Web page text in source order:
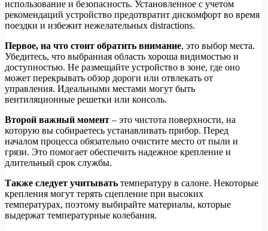
использование и безопасность. Установленное с учетом
рекомендаций устройство предотвратит дискомфорт во время
поездки и избежит нежелательных distractions.
Первое, на что стоит обратить внимание, это выбор места.
Убедитесь, что выбранная область хороша видимостью и
доступностью. Не размещайте устройство в зоне, где оно
может перекрывать обзор дороги или отвлекать от
управления. Идеальными местами могут быть
вентиляционные решетки или консоль.
Второй важный момент – это чистота поверхности, на
которую вы собираетесь устанавливать прибор. Перед
началом процесса обязательно очистите место от пыли и
грязи. Это помогает обеспечить надежное крепление и
длительный срок службы.
Также следует учитывать температуру в салоне. Некоторые
крепления могут терять сцепление при высоких
температурах, поэтому выбирайте материалы, которые
выдержат температурные колебания.